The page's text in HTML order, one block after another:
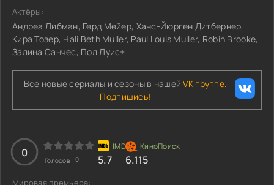
Актёры:
Андреа Либман, Герд Мейер, Ханс-Йюрген Дитбернер,
Кира Тозер, Hali Beth Muller, Paul Louis Muller, Robin Brooke,
Залина Санчес, Пол Луис+
Все новые сериалы и сезоны в нашейVK группе.
Подпишись!
0
Голосов: 0 5.7 6.115
Мировая премьера: